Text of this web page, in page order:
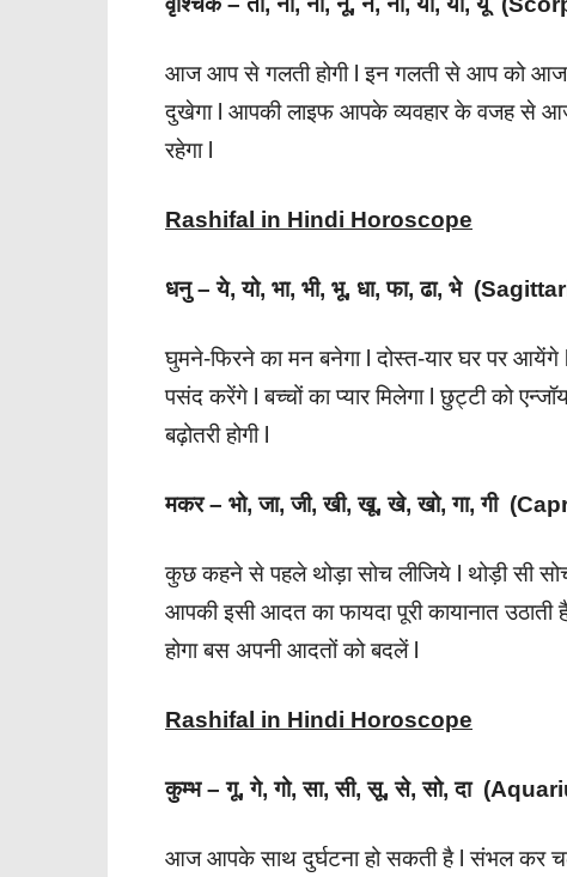
आज आप से गलती होगी l इन गलती से आप को
दुखेगा l आपकी लाइफ आपके व्यवहार के वजह से आज
रहेगा l
Rashifal in Hindi Horoscope
धनु – ये, यो, भा, भी, भू, धा, फा, ढा, भे
घुमने-फिरने का मन बनेगा l दोस्त-यार घर पर
पसंद करेंगे l बच्चों का प्यार मिलेगा l छुट्टी को
बढ़ोतरी होगी l
मकर – भो, जा, जी, खी, खू, खे, खो, गा, गी
कुछ कहने से पहले थोड़ा सोच लीजिये l थोड़ी सी
आपकी इसी आदत का फायदा पूरी कायानात
होगा बस अपनी आदतों को बदलें l
Rashifal in Hindi Horoscope
कुम्भ – गू, गे, गो, सा, सी, सू, से, सो, दा
आज आपके साथ दुर्घटना हो सकती है l संभल कर